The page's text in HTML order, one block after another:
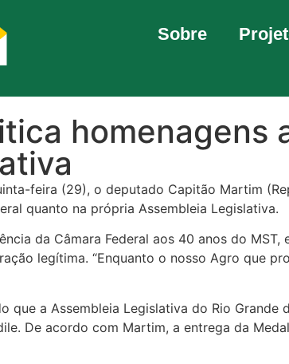
Sobre
homenagens
feira (29), o deputado Capitão Martim
quanto na própria Assembleia Legislativa.
da Câmara Federal aos 40 anos do
legítima. “Enquanto o nosso Agro que
que a Assembleia Legislativa do Rio
De acordo com Martim, a entrega da